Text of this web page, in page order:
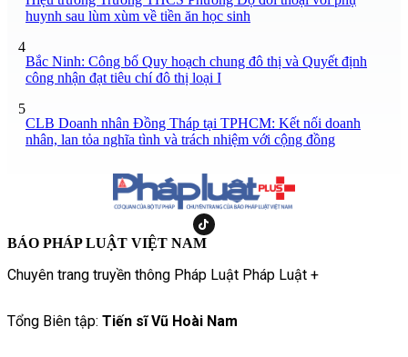
huynh sau lùm xùm về tiền ăn học sinh
4
Bắc Ninh: Công bố Quy hoạch chung đô thị và Quyết định
công nhận đạt tiêu chí đô thị loại I
5
CLB Doanh nhân Đồng Tháp tại TPHCM: Kết nối doanh
nhân, lan tỏa nghĩa tình và trách nhiệm với cộng đồng
BÁO PHÁP LUẬT VIỆT NAM
Chuyên trang truyền thông Pháp Luật Pháp Luật +
Tổng Biên tập: Tiến sĩ Vũ Hoài Nam